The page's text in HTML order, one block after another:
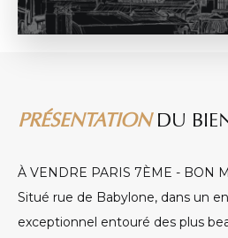
PRÉSENTATIONDU
À VENDRE PARIS 7ÈME - BON
Situé rue de Babylone, dans un
exceptionnel entouré des plus